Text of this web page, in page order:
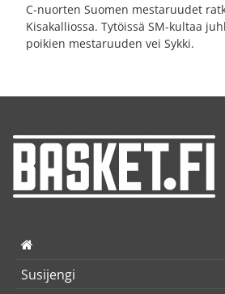
C-nuorten Suomen mestaruudet
Kisakalliossa. Tytöissä SM-kultaa
poikien mestaruuden vei Sykki.
Susijengi